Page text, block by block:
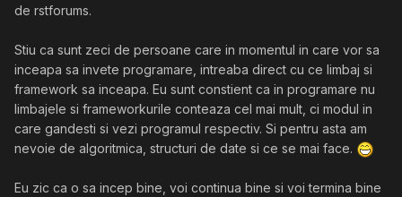
de rstforums.
Stiu ca sunt zeci de persoane care in momentul in care vor sa
inceapa sa invete programare, intreaba direct cu ce limbaj si
framework sa inceapa. Eu sunt constient ca in programare nu
limbajele si frameworkurile conteaza cel mai mult, ci modul in
care gandesti si vezi programul respectiv. Si pentru asta am
nevoie de algoritmica, structuri de date si ce se mai face.
Eu zic ca o sa incep bine, voi continua bine si voi termina bine